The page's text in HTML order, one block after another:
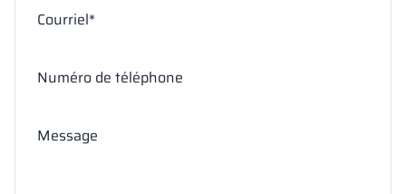
Courriel*
Numéro de téléphone
Message